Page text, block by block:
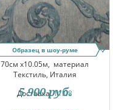
Образец в шоу-руме
70см x10.05м, материал
Текстиль, Италия
Доставка:11.08
5 900 руб.